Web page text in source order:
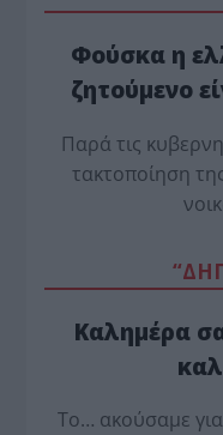
Φούσκα η
ζητούμενο
Παρά τις
τακτοποίηση
Καλημέρα
Το… ακούσαμε